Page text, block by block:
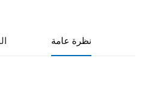
نظرة عامة